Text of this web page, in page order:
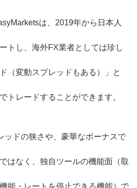
は、2019年から日本人
トし、海外FX業者としては珍し
（変動スプレッドもある）」と
トレードすることができます。
ッドの狭さや、豪華なボーナスで
はなく、独自ツールの機能面（取
能・レートを停止できる機能）で